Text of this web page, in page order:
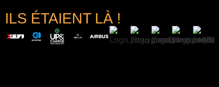
ILS ÉTAIENT LÀ !